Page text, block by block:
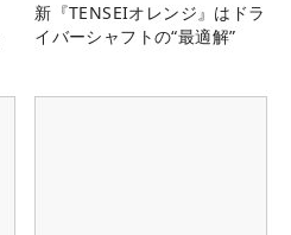
新『TENSEIオレンジ』はドラ
イバーシャフトの“最適解”